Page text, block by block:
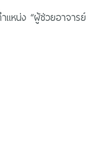
แหน่ง “ผู้ช่วยอาจารย์